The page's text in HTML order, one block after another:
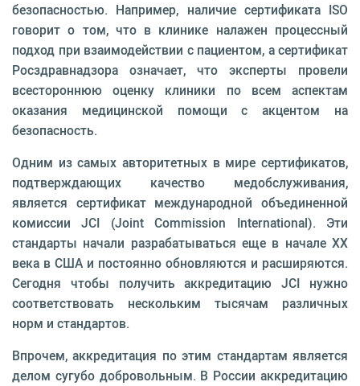
безопасностью. Например, наличие сертификата ISO
говорит о том, что в клинике налажен процессный
подход при взаимодействии с пациентом, а сертификат
Росздравнадзора означает, что эксперты провели
всестороннюю оценку клиники по всем аспектам
оказания медицинской помощи с акцентом на
безопасность.
Одним из самых авторитетных в мире сертификатов,
подтверждающих качество медобслуживания,
является сертификат международной объединенной
комиссии JCI (Joint Commission International). Эти
стандарты начали разрабатываться еще в начале ХХ
века в США и постоянно обновляются и расширяются.
Сегодня чтобы получить аккредитацию JCI нужно
соответствовать нескольким тысячам различных
норм и стандартов.
Впрочем, аккредитация по этим стандартам является
делом сугубо добровольным. В России аккредитацию